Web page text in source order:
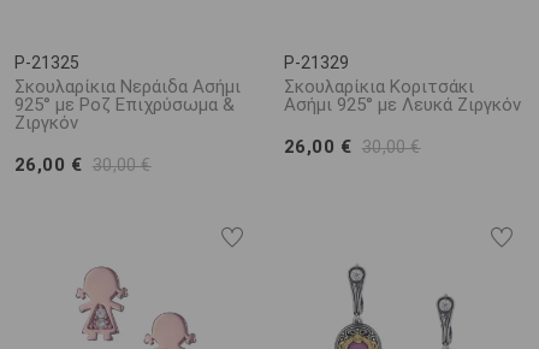
P-21325
Σκουλαρίκια Νεράιδα Ασήμι
925° με Ροζ Επιχρύσωμα &
Ζιργκόν
26,00 € 30,00 €
P-21329
Σκουλαρίκια Κοριτσάκι
Ασήμι 925° με Λευκά Ζιργκόν
26,00 € 30,00 €